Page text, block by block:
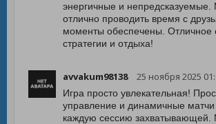
энергичные и
отлично проводить время с
моменты обеспечены. Отличное
стратегии и отдыха!
avvakum98138 25 ноября 2025
Игра просто увлекательная!
управление и динамичные
каждую сессию захватывающей.